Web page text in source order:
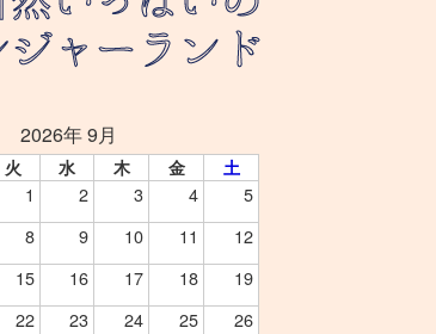
2026年 9月
火 水 木 金 土
1 2 3 4
5
8 9 10 11
12
15 16 17 18
19
22 23 24 25
26